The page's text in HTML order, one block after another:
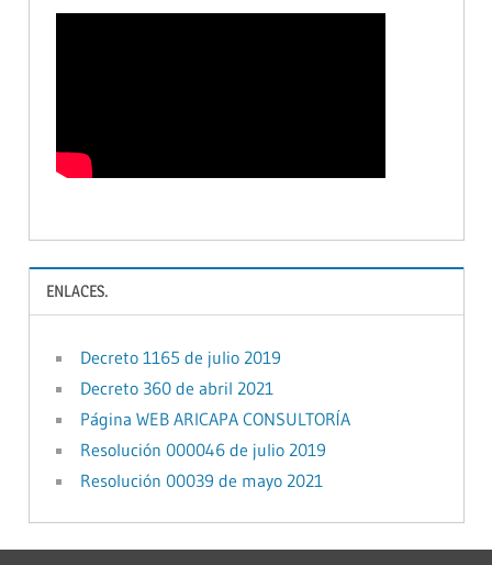
ENLACES.
Decreto 1165 de julio 2019
Decreto 360 de abril 2021
Página WEB ARICAPA CONSULTORÍA
Resolución 000046 de julio 2019
Resolución 00039 de mayo 2021